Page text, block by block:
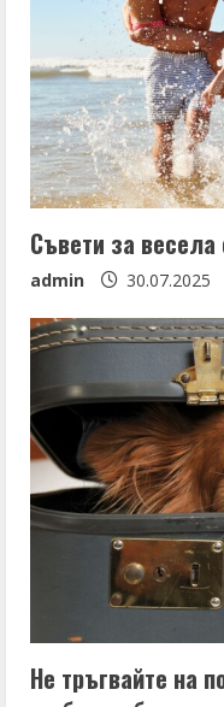
Съвети за
admin 30.07.2025
Не тръгвайте на